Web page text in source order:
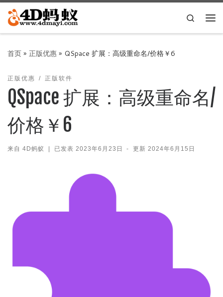
Skip to content
Search
首页» 正版优惠» QSpace 扩展：高级重命名/价格￥6
正版优惠 正版软件
QSpace 扩展：高级重命名/
价格￥6
来自 4D蚂蚁 | 已发表 2023年6月23日 - 更新2024年6月15日